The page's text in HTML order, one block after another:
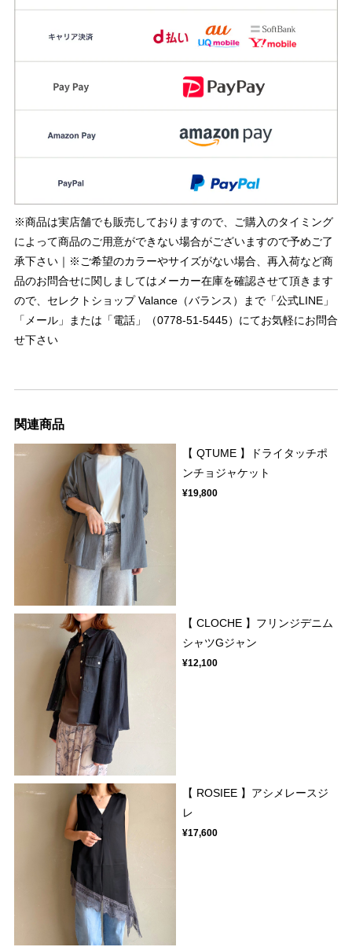
※商品は実店舗でも販売しておりますので、ご購入のタイミング
によって商品のご用意ができない場合がございますので予めご了
承下さい｜※ご希望のカラーやサイズがない場合、再入荷など商
品のお問合せに関しましてはメーカー在庫を確認させて頂きます
ので、セレクトショップ Valance（バランス）まで「公式LINE」
「メール」または「電話」（0778-51-5445）にてお気軽にお問合
せ下さい
関連商品
【 QTUME 】ドライタッチポ
ンチョジャケット
¥19,800
【 CLOCHE 】フリンジデニム
シャツGジャン
¥12,100
【 ROSIEE 】アシメレースジ
レ
¥17,600